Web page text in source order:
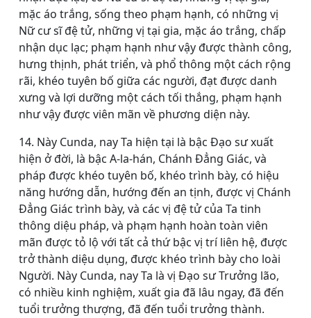
mặc áo trắng, sống theo phạm hạnh, có những vị
Nữ cư sĩ đệ tử, những vị tại gia, mặc áo trắng, chấp
nhận dục lạc; phạm hạnh như vậy được thành công,
hưng thịnh, phát triển, và phổ thông một cách rộng
rãi, khéo tuyên bố giữa các người, đạt được danh
xưng và lợi dưỡng một cách tối thắng, phạm hạnh
như vậy được viên mãn về phương diện này.
14. Này Cunda, nay Ta hiện tại là bậc Ðạo sư xuất
hiện ở đời, là bậc A-la-hán, Chánh Ðẳng Giác, và
pháp được khéo tuyên bố, khéo trình bày, có hiệu
năng hướng dẫn, hướng đến an tịnh, được vị Chánh
Ðẳng Giác trình bày, và các vị đệ tử của Ta tinh
thông diệu pháp, và phạm hạnh hoàn toàn viên
mãn được tỏ lộ với tất cả thứ bậc vị trí liên hệ, được
trở thành diệu dụng, được khéo trình bày cho loài
Người. Này Cunda, nay Ta là vị Ðạo sư Trưởng lão,
có nhiều kinh nghiệm, xuất gia đã lâu ngay, đã đến
tuổi trưởng thượng, đã đến tuổi trưởng thành.